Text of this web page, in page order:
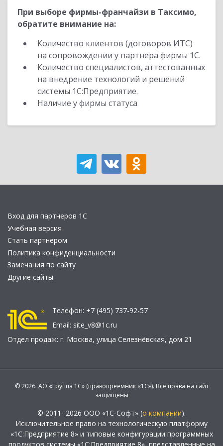
При выборе фирмы-франчайзи в Таксимо,
обратите внимание на:
Количество клиентов (договоров ИТС)
на сопровождении у партнера фирмы 1С.
Количество специалистов, аттестованных
на внедрение технологий и решений
системы 1С:Предприятие.
Наличие у фирмы статуса
Вход для партнеров 1С
Учебная версия
Стать партнером
Политика конфиденциальности
Замечания по сайту
Другие сайты
Телефон: +7 (495) 737-92-57
Email: site_v8@1c.ru
Отдел продаж: г. Москва, улица Селезнёвская, дом 21
© 2026 АО «Группа 1С» (правопреемник «1С»). Все права на сайт
защищены
© 2011- 2026 ООО «1С-Софт» (о компании).
Исключительное право на технологическую платформу
«1С:Предприятие 8» и типовые конфигурации программных